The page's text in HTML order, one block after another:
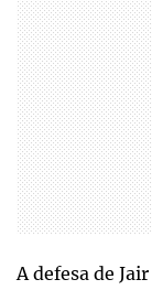
A defesa de Jair